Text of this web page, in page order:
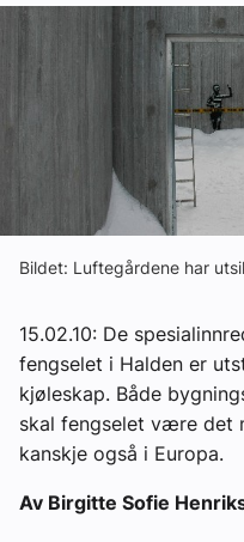
Vann og avløp
Aktuelle prosjekter
Kontakt oss:
Abonner på fagbladet
Kontakt oss
Tips oss
Bildet: Luftegårdene har
15.02.10: De
fengselet i Halden er
kjøleskap. Både
skal fengselet være det
kanskje også i Europa.
Av Birgitte Sofie